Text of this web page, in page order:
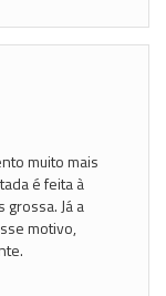
muito mais
é feita à
Já a
motivo,